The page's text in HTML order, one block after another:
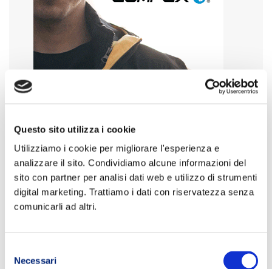
Questo sito utilizza i cookie
Utilizziamo i cookie per migliorare l'esperienza e
analizzare il sito. Condividiamo alcune informazioni del
sito con partner per analisi dati web e utilizzo di strumenti
digital marketing. Trattiamo i dati con riservatezza senza
comunicarli ad altri.
delNecessari